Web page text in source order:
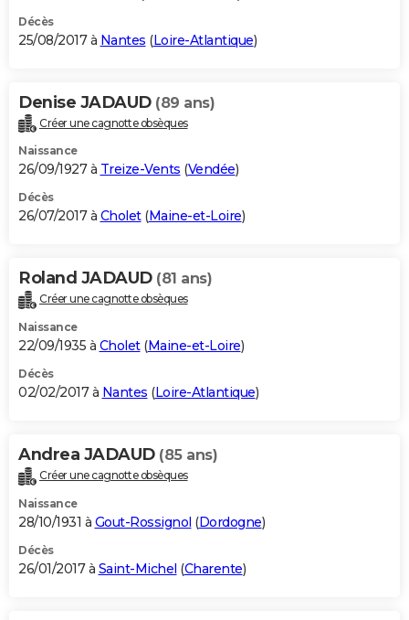
Décès
25/08/2017 à Nantes (Loire-Atlantique)
Denise JADAUD (89 ans)
Créer une cagnotte obsèques
Naissance
26/09/1927 à Treize-Vents (Vendée)
Décès
26/07/2017 à Cholet(Maine-et-Loire)
Roland JADAUD (81 ans)
Créer une cagnotte obsèques
Naissance
22/09/1935 à Cholet(Maine-et-Loire)
Décès
02/02/2017 à Nantes (Loire-Atlantique)
Andrea JADAUD (85 ans)
Créer une cagnotte obsèques
Naissance
28/10/1931 à Gout-Rossignol (Dordogne)
Décès
26/01/2017 à Saint-Michel (Charente)